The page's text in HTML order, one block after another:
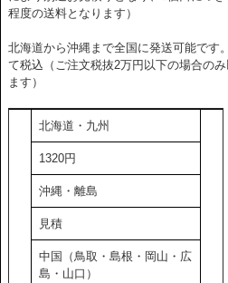
ます。それらについては、ご発注前・
場合には、ご一報の上ご注文をキャン
第9条（準拠法及び裁判管轄）
1.本規約の執行可能性、解釈及び有効
2.当サイトに関する如何なる紛争も東
第10条（その他）
1.機器の故障、人災、天災等、理由の
ービスが中断、停止、提供情報の遅配
その責任を負わないこととします。
2.当サイトのサービスの運用上、当社
に連絡することなく、サービスを一時
す。また、その際に発生する損害につ
ます。
程度の送料となります）
北海道から沖縄まで全国に発送可能です
て税込（ご注文税抜2万円以下の場合の
ます）
北海道・九州
1320円
沖縄・離島
見積
中国（鳥取・島根・岡山・広
島・山口）